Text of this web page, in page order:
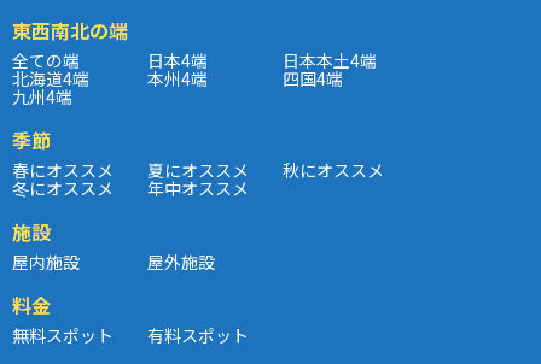
東西南北の端
全ての端 日本4端 日本本土4端
北海道4端 本州4端 四国4端
九州4端
季節
春にオススメ 夏にオススメ 秋にオススメ
冬にオススメ 年中オススメ
施設
屋内施設 屋外施設
料金
無料スポット 有料スポット